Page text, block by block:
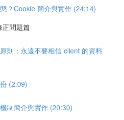
？Cookie 簡介與實作 (24:14)
正問題篇
則：永遠不要相信 client 的資料
(2:09)
制簡介與實作 (20:30)